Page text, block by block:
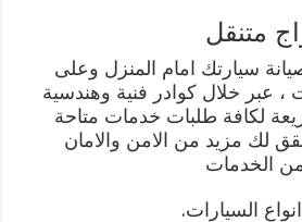
متنقل
سيارتك امام المنزل وعلى
عبر خلال كوادر فنية وهندسية
لكافة طلبات خدمات متاحة
لك مزيد من الامن والامان
من الخدمات
السيارات.